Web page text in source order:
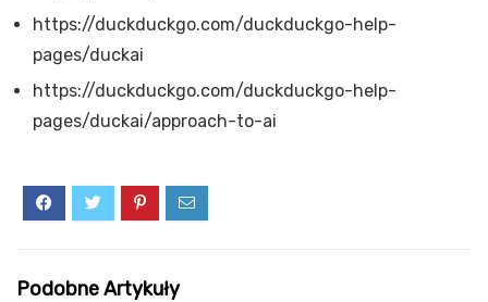
https://duckduckgo.com/duckduckgo-help-
pages/duckai
https://duckduckgo.com/duckduckgo-help-
pages/duckai/approach-to-ai
Podobne Artykuły